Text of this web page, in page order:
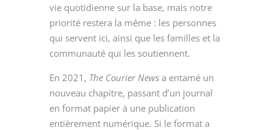
vie quotidienne sur la base, mais notre
priorité restera la même : les personnes
qui servent ici, ainsi que les familles et la
communauté qui les soutiennent.
En 2021, The Courier Newsa entamé un
nouveau chapitre, passant d’un journal
en format papier à une publication
entièrement numérique. Si le format a